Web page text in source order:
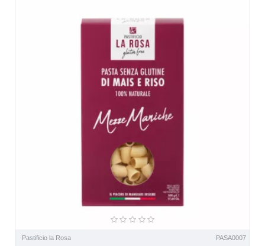
Pastificio la Rosa PASA0007